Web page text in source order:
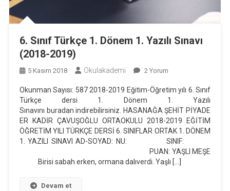
6. Sınıf Türkçe 1. Dönem 1. Yazılı Sınavı
(2018-2019)
5 Kasım 2018 Okulakademi
6.
Türkçe
1.
Dönem
1.
Sınavı
(2018-
2 Yorum
Okunman Sayısı: 587 2018-2019 Eğitim-Öğretim yılı 6. Sınıf
Türkçe dersi 1. Dönem 1. Yazılı
Sınavını buradan indirebilirsiniz. HASANAĞA ŞEHİT PİYADE
ER KADİR ÇAVUŞOĞLU ORTAOKULU 2018-2019 EĞİTİM
ÖĞRETİM YILI TÜRKÇE DERSİ 6. SINIFLAR ORTAK 1. DÖNEM
1. YAZILI SINAVI AD-SOYAD: NU: SINIF:
PUAN: YAŞLI MEŞE
Birisi sabah erken, ormana dalıverdi. Yaşlı […]
Devam et